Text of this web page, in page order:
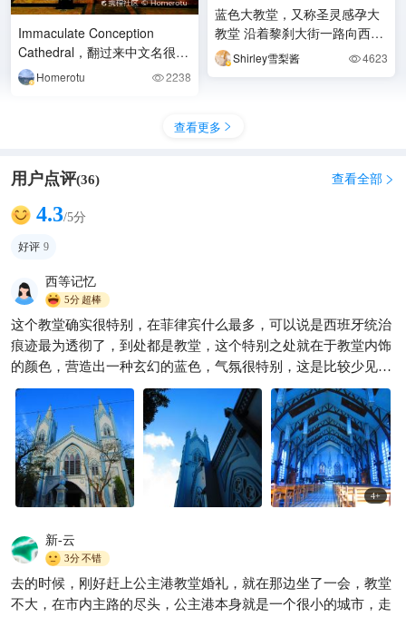
Immaculate Conception
Cathedral，翻过来中文名很好
听，叫做圣感灵孕大教
Homerotu 2238
最纯洁的教堂果然最配“天蓝
色” 从内到外天蓝色很美丽哦
我最喜欢的颜色就是天蓝色
了，刚好公主港的
蓝色大教堂，又称圣灵感孕大
教堂 沿着黎刹大街一路向西行
走即可到达了。教堂建于1872
年，主体建筑为淡
Shirley雪梨酱 4623
查看更多 
用户点评(36) 查看全部 
4.3/5分
好评 9
西等记忆
5分超棒
这个教堂确实很特别，在菲律宾什么最多，可以说是西班牙统治
痕迹最为透彻了，到处都是教堂，这个特别之处就在于教堂内饰
的颜色，营造出一种玄幻的蓝色，气氛很特别，这是比较少见
的，不过教堂的装饰很简单，没有太多装饰画或雕刻。
4+
新-云
3分不错
去的时候，刚好赶上公主港教堂婚礼，就在那边坐了一会，教堂
不大，在市内主路的尽头，公主港本身就是一个很小的城市，走